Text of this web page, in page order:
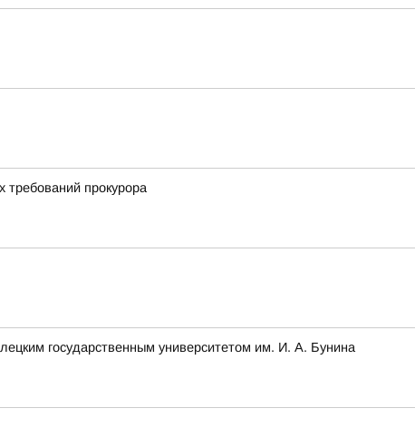
прокурора
государственным университетом им. И. А. Бунина